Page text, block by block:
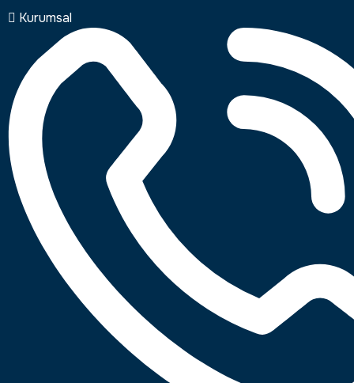
Kurumsal